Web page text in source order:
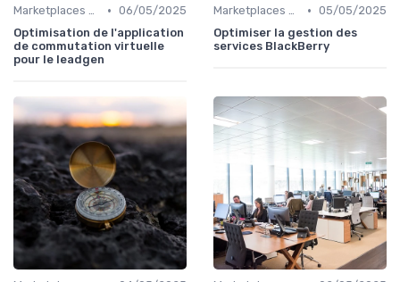
Marketplaces de leadgen • 06/05/2025
Optimisation de l'application
de commutation virtuelle
pour le leadgen
Marketplaces de services interne • 05/05/2025
Optimiser la gestion des
services BlackBerry